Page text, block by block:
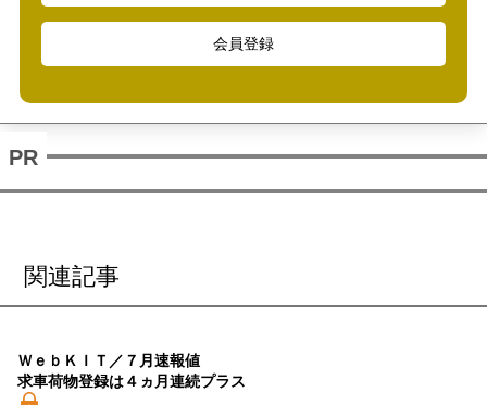
会員登録
関連記事
ＷｅｂＫＩＴ／７月速報値
求車荷物登録は４ヵ月連続プラス